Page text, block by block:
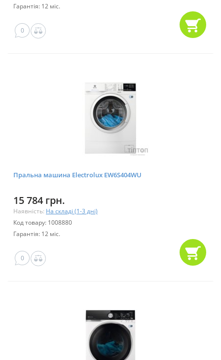
Гарантія: 12 міс.
0
Пральна машина Electrolux EW6S404WU
15 784 грн.
Наявність: На складі (1-3 дні)
Код товару: 1008880
Гарантія: 12 міс.
0